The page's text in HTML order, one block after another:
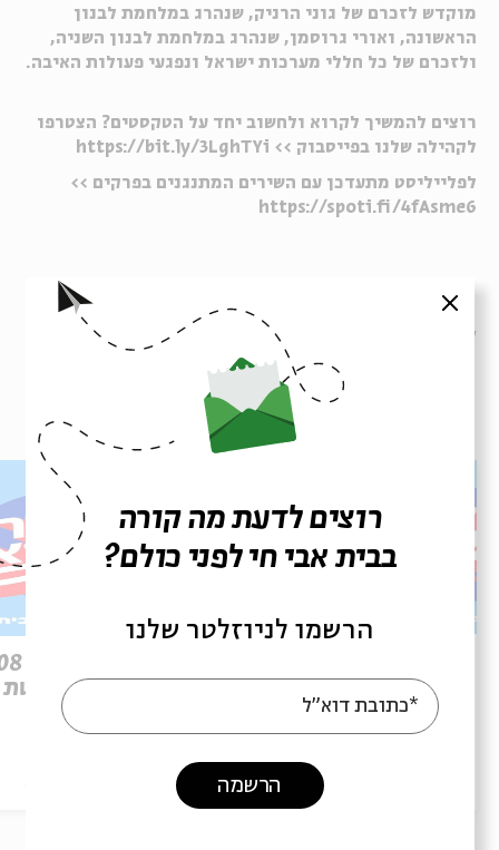
מוקדש לזכרם של גוני הרניק, שנהרג במלחמת לבנון
הראשונה, ואורי גרוסמן, שנהרג במלחמת לבנון השניה,
ולזכרם של כל חללי מערכות ישראל ונפגעי פעולות האיבה.
רוצים להמשיך לקרוא ולחשוב יחד על הטקסטים? הצטרפו
לקהילה שלנו בפייסבוק >> https://bit.ly/3LghTYi
לפלייליסט מתעדכן עם השירים המתנגנים בפרקים >>
https://spoti.fi/4fAsme6
לקבלת עדכונים על פרק חדש ב- Email
פרקים נוספים בסדרה
הִתְאַנַּף
30/07/26
לוהטת
סגור
רוצים לדעת מה קורה
בבית אבי חי לפני כולם?
הרשמו לניוזלטר שלנו
*כתובת דוא"ל
הרשמה